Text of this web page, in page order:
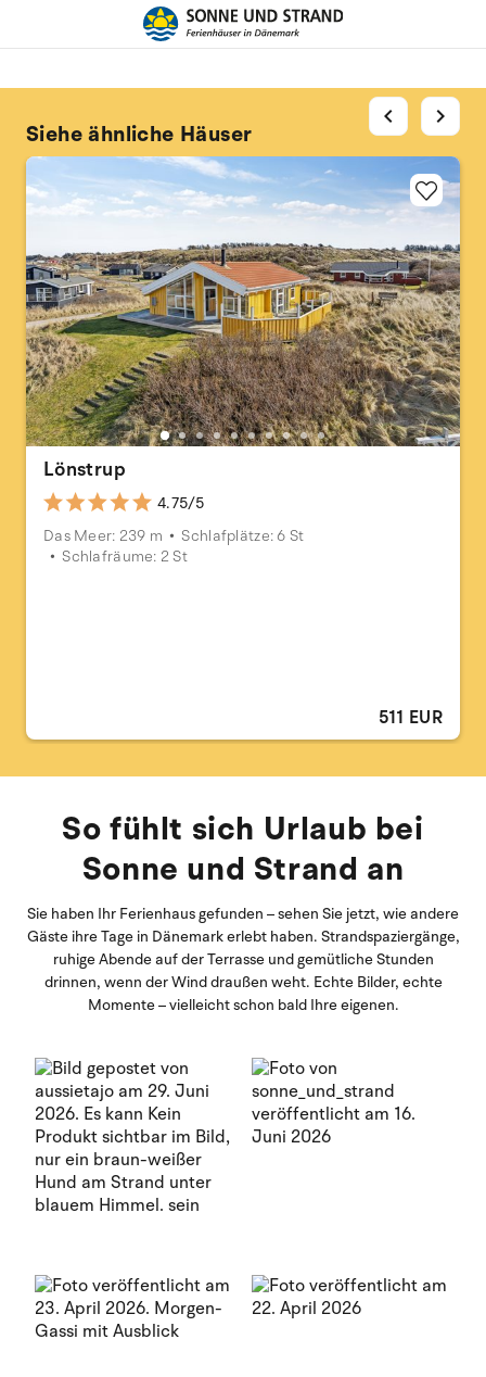
Siehe ähnliche Häuser
Lönstrup
4.75/5
Das Meer: 239 m
Schlafplätze: 6 St
Schlafräume: 2 St
511 EUR
chevron_left chevron_right
So fühlt sich Urlaub bei
Sonne und Strand an
Sie haben Ihr Ferienhaus gefunden – sehen Sie jetzt, wie andere
Gäste ihre Tage in Dänemark erlebt haben. Strandspaziergänge,
ruhige Abende auf der Terrasse und gemütliche Stunden
drinnen, wenn der Wind draußen weht. Echte Bilder, echte
Momente – vielleicht schon bald Ihre eigenen.